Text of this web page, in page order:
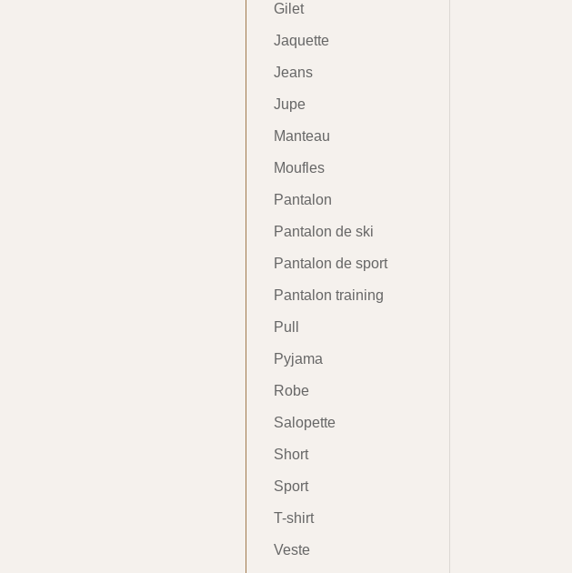
Gilet
Jaquette
Jeans
Jupe
Manteau
Moufles
Pantalon
Pantalon de ski
Pantalon de sport
Pantalon training
Pull
Pyjama
Robe
Salopette
Short
Sport
T-shirt
Veste